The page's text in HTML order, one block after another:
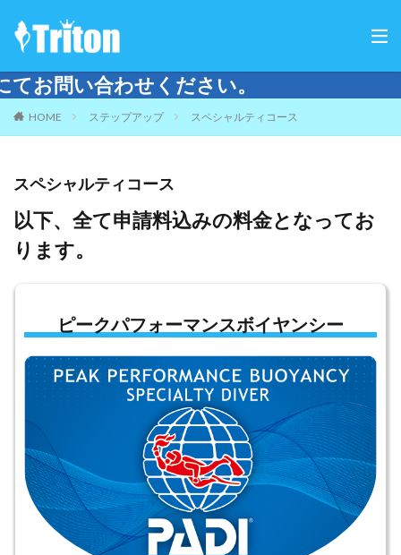
い。
HOME ステップアップ スペシャルティコース
スペシャルティコース
以下、全て申請料込みの料金となってお
ります。
ピークパフォーマンスボイヤンシー